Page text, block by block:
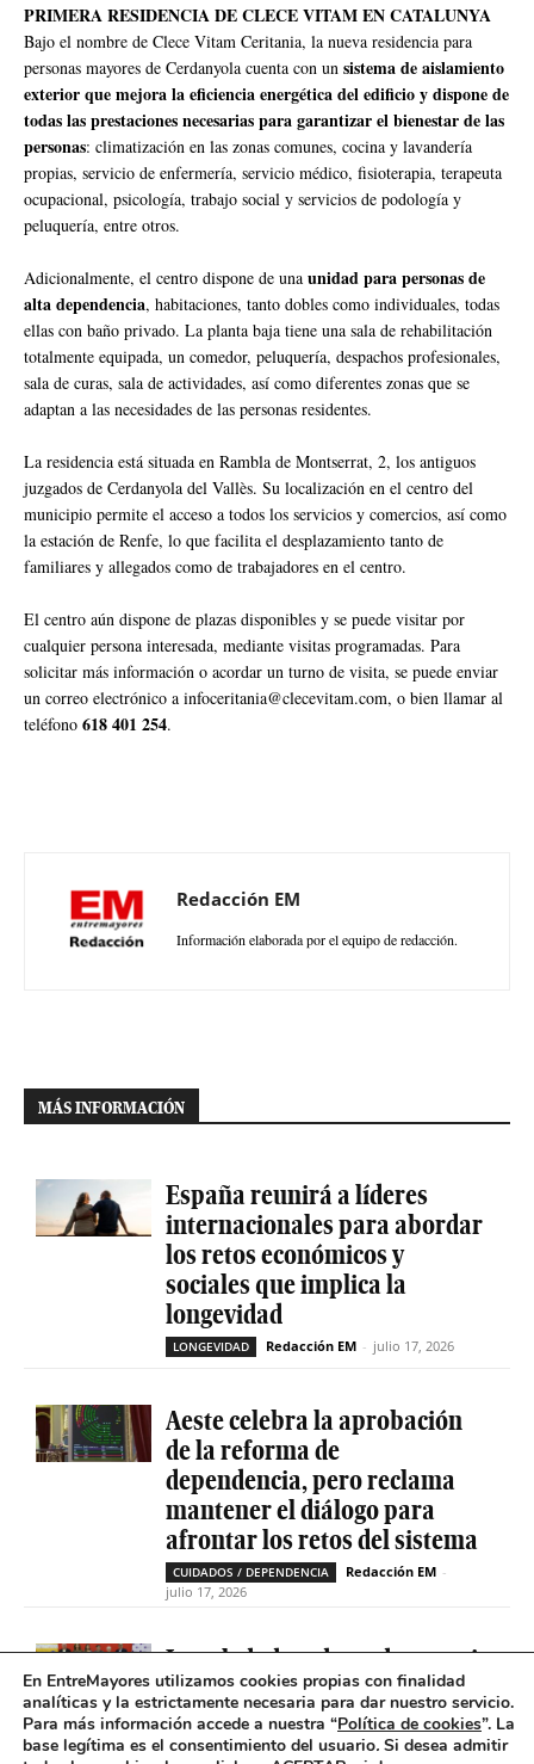
PRIMERA RESIDENCIA DE CLECE VITAM EN CATALUNYA
Bajo el nombre de Clece Vitam Ceritania, la nueva residencia para
personas mayores de Cerdanyola cuenta con un sistema de aislamiento
exterior que mejora la eficiencia energética del edificio y dispone de
todas las prestaciones necesarias para garantizar el bienestar de las
personas: climatización en las zonas comunes, cocina y lavandería
propias, servicio de enfermería, servicio médico, fisioterapia, terapeuta
ocupacional, psicología, trabajo social y servicios de podología y
peluquería, entre otros.
Adicionalmente, el centro dispone de una unidad para personas de
alta dependencia, habitaciones, tanto dobles como individuales, todas
ellas con baño privado. La planta baja tiene una sala de rehabilitación
totalmente equipada, un comedor, peluquería, despachos profesionales,
sala de curas, sala de actividades, así como diferentes zonas que se
adaptan a las necesidades de las personas residentes.
La residencia está situada en Rambla de Montserrat, 2, los antiguos
juzgados de Cerdanyola del Vallès. Su localización en el centro del
municipio permite el acceso a todos los servicios y comercios, así como
la estación de Renfe, lo que facilita el desplazamiento tanto de
familiares y allegados como de trabajadores en el centro.
El centro aún dispone de plazas disponibles y se puede visitar por
cualquier persona interesada, mediante visitas programadas. Para
solicitar más información o acordar un turno de visita, se puede enviar
un correo electrónico a infoceritania@clecevitam.com, o bien llamar al
teléfono 618 401 254.
Redacción EM
Información elaborada por el equipo de redacción.
MÁS INFORMACIÓN
España reunirá a líderes
internacionales para abordar
los retos económicos y
sociales que implica la
longevidad
LONGEVIDAD Redacción EM - julio 17, 2026
Aeste celebra la aprobación
de la reforma de
dependencia, pero reclama
mantener el diálogo para
afrontar los retos del sistema
CUIDADOS / DEPENDENCIA Redacción EM -
julio 17, 2026
La soledad no deseada es casi
cinco veces superior entre
personas que tienen
problemas de salud mental
En EntreMayores utilizamos cookies propias con finalidad
analíticas y la estrictamente necesaria para dar nuestro servicio.
Para más información accede a nuestra “Política de cookies”. La
base legítima es el consentimiento del usuario. Si desea admitir